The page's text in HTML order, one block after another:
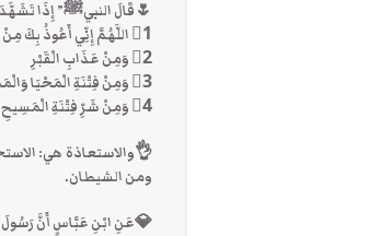
🌷قَالَ النبيﷺ” إِذَا
1⃣ اللَّهُمَّ إِنِّي أَعُوذُ بِكَ مِنْ عَذَابِ جَهَنَّمَ
2⃣ وَمِنْ عَذَابِ الْقَبْرِ
3⃣ وَمِنْ فِتْنَةِ الْمَحْيَا وَالْمَمَاتِ
4⃣ وَمِنْ شَرِّ فِتْنَةِ الْمَسِيحِ الدَّجَّالِ “📚صحيح مسلم
👌والاستعاذة هي:
ومن الشيطان.
💎عَنِ ابْنِ عَبَّاسٍ أَنَّ رَسُولَ